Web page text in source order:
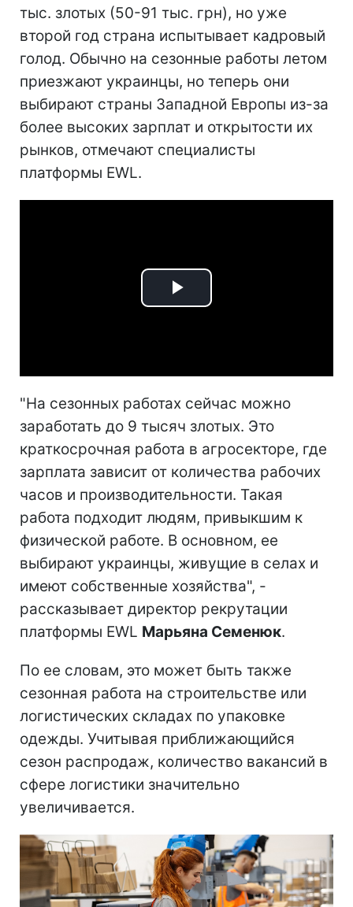
тыс. злотых (50-91 тыс. грн), но уже
второй год страна испытывает кадровый
голод. Обычно на сезонные работы летом
приезжают украинцы, но теперь они
выбирают страны Западной Европы из-за
более высоких зарплат и открытости их
рынков, отмечают специалисты
платформы EWL.
Play
"На сезонных работах сейчас можно
заработать до 9 тысяч злотых. Это
краткосрочная работа в агросекторе, где
зарплата зависит от количества рабочих
часов и производительности. Такая
работа подходит людям, привыкшим к
физической работе. В основном, ее
выбирают украинцы, живущие в селах и
имеют собственные хозяйства", -
рассказывает директор рекрутации
платформы EWL Марьяна Семенюк.
По ее словам, это может быть также
сезонная работа на строительстве или
логистических складах по упаковке
одежды. Учитывая приближающийся
сезон распродаж, количество вакансий в
сфере логистики значительно
увеличивается.